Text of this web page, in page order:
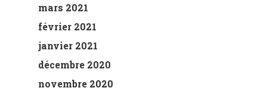
mars 2021
février 2021
janvier 2021
décembre 2020
novembre 2020